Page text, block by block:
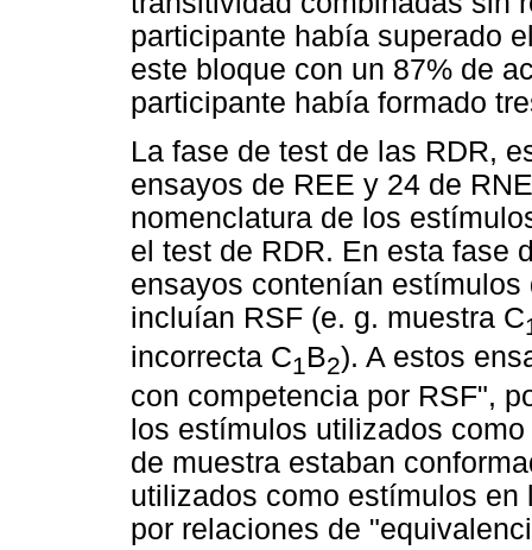
participante había superado
este bloque con un 87% de
participante había formado
La fase de test de las RDR,
ensayos de REE y 24 de
nomenclatura de los
el test de RDR. En esta fase
ensayos contenían
incluían RSF (e. g. muestra C
incorrecta C1B2). A estos
con competencia por RSF",
los estímulos utilizados
de muestra estaban
utilizados como estímulos
por relaciones de